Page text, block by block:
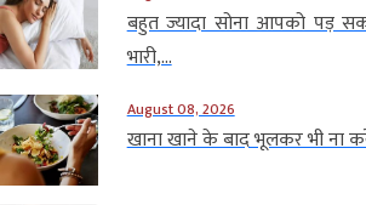
बहुत ज्यादा सोना आपको पड़
भारी,...
August 08, 2026
खाना खाने के बाद भूलकर भी ना